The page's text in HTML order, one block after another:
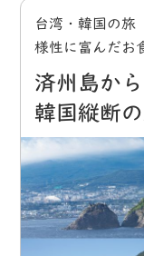
台湾・韓国の
様性に富んだお
済州島か
韓国縦断